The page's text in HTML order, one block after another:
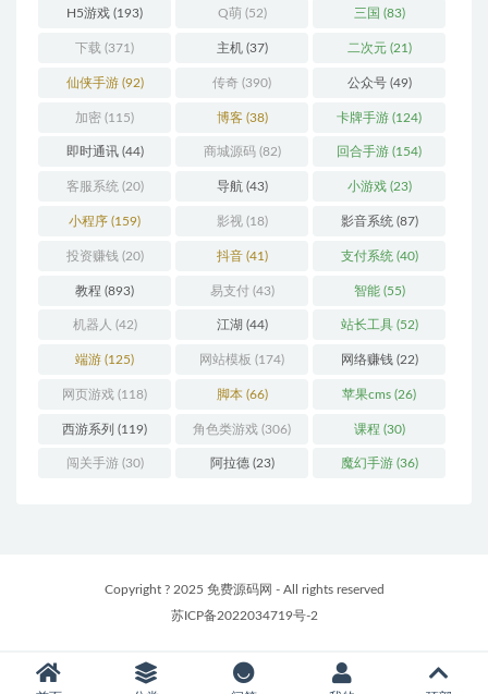
H5游戏 (193) Q萌 (52) 三国 (83)
下载 (371) 主机(37) 二次元(21)
仙侠手游(92) 传奇 (390) 公众号(49)
加密 (115) 博客(38) 卡牌手游 (124)
即时通讯(44) 商城源码(82) 回合手游 (154)
客服系统 (20) 导航(43) 小游戏(23)
小程序 (159) 影视(18) 影音系统 (87)
投资赚钱 (20) 抖音(41) 支付系统 (40)
教程 (893) 易支付(43) 智能(55)
机器人 (42) 江湖 (44) 站长工具(52)
端游 (125) 网站模板 (174) 网络赚钱(22)
网页游戏 (118) 脚本(66) 苹果cms (26)
西游系列 (119) 角色类游戏 (306) 课程 (30)
闯关手游(30) 阿拉德(23) 魔幻手游(36)
Copyright ? 2025 免费源码网 - All rights reserved
苏ICP备2022034719号-2